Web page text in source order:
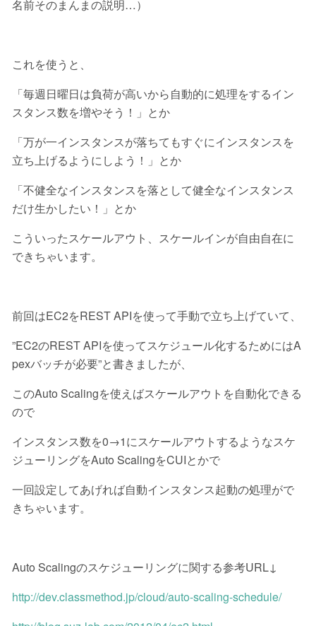
名前そのまんまの説明…）
これを使うと、
「毎週日曜日は負荷が高いから自動的に処理をするイン
スタンス数を増やそう！」とか
「万が一インスタンスが落ちてもすぐにインスタンスを
立ち上げるようにしよう！」とか
「不健全なインスタンスを落として健全なインスタンス
だけ生かしたい！」とか
こういったスケールアウト、スケールインが自由自在に
できちゃいます。
前回はEC2をREST APIを使って手動で立ち上げていて、
”EC2のREST APIを使ってスケジュール化するためにはA
pexバッチが必要”と書きましたが、
このAuto Scalingを使えばスケールアウトを自動化できる
ので
インスタンス数を0→1にスケールアウトするようなスケ
ジューリングをAuto ScalingをCUIとかで
一回設定してあげれば自動インスタンス起動の処理がで
きちゃいます。
Auto Scalingのスケジューリングに関する参考URL↓
http://dev.classmethod.jp/cloud/auto-scaling-schedule/